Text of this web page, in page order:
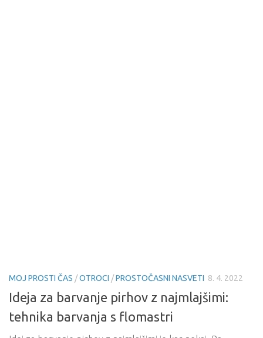
MOJ PROSTI ČAS /OTROCI /PROSTOČASNI NASVETI 8. 4. 2022
Ideja za barvanje pirhov z najmlajšimi:
tehnika barvanja s flomastri